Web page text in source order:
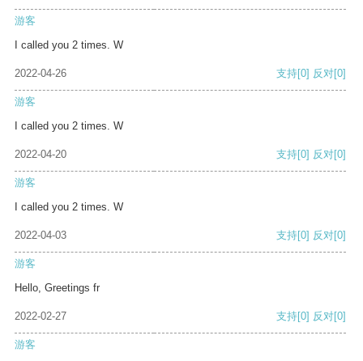
游客
I called you 2 times. W
2022-04-26 支持[0] 反对[0]
游客
I called you 2 times. W
2022-04-20 支持[0] 反对[0]
游客
I called you 2 times. W
2022-04-03 支持[0] 反对[0]
游客
Hello, Greetings fr
2022-02-27 支持[0] 反对[0]
游客